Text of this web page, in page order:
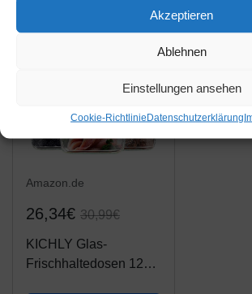
Akzeptieren
Ablehnen
Einstellungen ansehen
Cookie-RichtlinieDatenschutzerklärung
Amazon.de
26,34€ 30,99€
KICHLY Glas-
Frischhaltedosen 12